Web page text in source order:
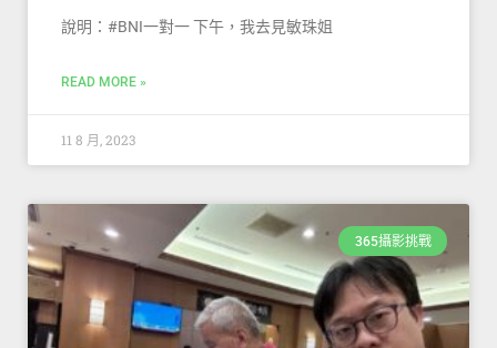
說明：#BNI一對一 下午，我去見敏珠姐
READ MORE »
11 8 月, 2023
365攝影挑戰